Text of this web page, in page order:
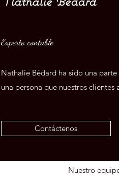
Experto contable
Nathalie Bédard ha sido una
una persona que nuestros
Contáctenos
Nuestro